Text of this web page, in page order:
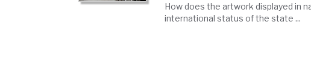
How does the artwork displayed in
international status of the state ...